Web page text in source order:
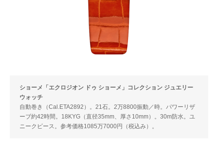
ショーメ「エクロジオン ドゥ ショーメ」コレクション ジュエリー
ウォッチ
自動巻き（Cal.ETA2892）。21石。2万8800振動／時。パワーリザ
ーブ約42時間。18KYG（直径35mm、厚さ10mm）。30m防水。ユ
ニークピース。参考価格1085万7000円（税込み）。